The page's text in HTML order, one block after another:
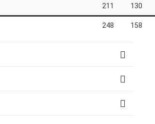
211 130
248 158